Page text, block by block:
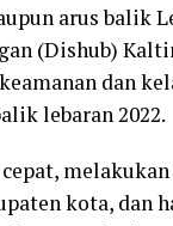
arus balik
(Dishub)
dan
lebaran 2022.
kota, dan